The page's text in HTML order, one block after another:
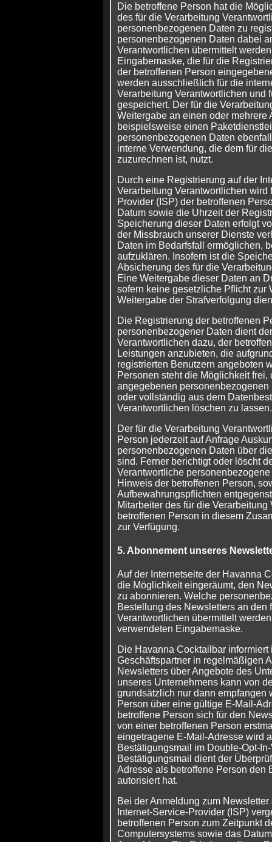
Die betroffene Person hat die
des für die Verarbeitung
personenbezogenen Daten zu
personenbezogenen Daten dabei
Verantwortlichen übermittelt
Eingabemaske, die für die
der betroffenen Person
werden ausschließlich für die
Verarbeitung Verantwortlichen und
gespeichert. Der für die
Weitergabe an einen oder mehrere
beispielsweise einen
personenbezogenen Daten
interne Verwendung, die dem für
zuzurechnen ist, nutzt.
Durch eine Registrierung auf der
Verarbeitung Verantwortlichen wird
Provider (ISP) der betroffenen
Datum sowie die Uhrzeit der
Speicherung dieser Daten erfolgt
der Missbrauch unserer Dienste
Daten im Bedarfsfall ermöglichen,
aufzuklären. Insofern ist die
Absicherung des für die
Eine Weitergabe dieser Daten an
sofern keine gesetzliche Pflicht zur
Weitergabe der Strafverfolgung
Die Registrierung der betroffenen
personenbezogener Daten dient
Verantwortlichen dazu, der
Leistungen anzubieten, die
registrierten Benutzern angeboten
Personen steht die Möglichkeit
angegebenen
oder vollständig aus dem
Verantwortlichen löschen zu lassen.
Der für die Verarbeitung
Person jederzeit auf Anfrage
personenbezogenen Daten über
sind. Ferner berichtigt oder löscht
Verantwortliche
Hinweis der betroffenen Person,
Aufbewahrungspflichten
Mitarbeiter des für die
betroffenen Person in diesem
zur Verfügung.
5. Abonnement unseres
Auf der Internetseite der Havanna
die Möglichkeit eingeräumt, den
zu abonnieren. Welche
Bestellung des Newsletters an den
Verantwortlichen übermittelt
verwendeten Eingabemaske.
Die Havanna Cocktailbar informiert
Geschäftspartner in regelmäßigen
Newsletters über Angebote des
unseres Unternehmens kann von
grundsätzlich nur dann empfangen
Person über eine gültige E-Mail-
betroffene Person sich für den
von einer betroffenen Person
eingetragene E-Mail-Adresse wird
Bestätigungsmail im Double-Opt-
Bestätigungsmail dient der
Adresse als betroffene Person den
autorisiert hat.
Bei der Anmeldung zum
Internet-Service-Provider (ISP)
betroffenen Person zum Zeitpunkt
Computersystems sowie das